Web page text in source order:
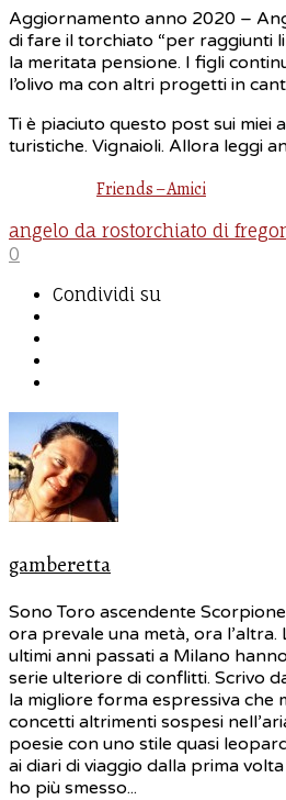
Aggiornamento anno 2020 –
di fare il torchiato “per raggiunti
la meritata pensione. I figli
l’olivo ma con altri progetti in
Ti è piaciuto questo post sui miei
turistiche. Vignaioli. Allora leggi
Friends – Amici
angelo da rostorchiato di
0
Condividi su
gamberetta
Sono Toro ascendente
ora prevale una metà, ora l’altra.
ultimi anni passati a Milano
serie ulteriore di conflitti. Scrivo
la migliore forma espressiva che
concetti altrimenti sospesi
poesie con uno stile quasi
ai diari di viaggio dalla prima
ho più smesso...